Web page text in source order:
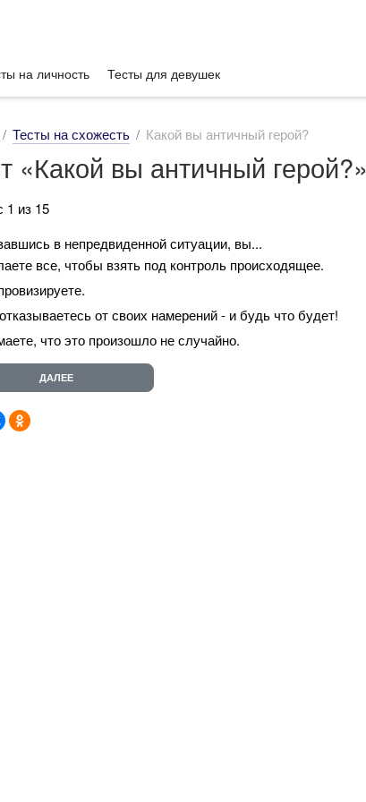
на личность Тесты для девушек
Тесты на схожесть Какой вы античный герой?
«Какой вы античный герой?»
1 из 15
в непредвиденной ситуации, вы...
все, чтобы взять под контроль происходящее.
от своих намерений - и будь что будет!
что это произошло не случайно.